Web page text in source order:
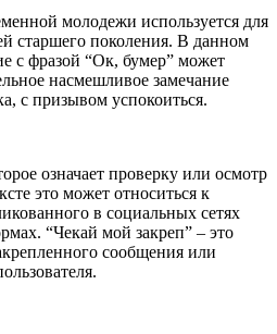
молодежи используется для
старшего поколения. В данном
с фразой “Ок, бумер” может
насмешливое замечание
с призывом успокоиться.
означает проверку или осмотр
это может относиться к
в социальных сетях
“Чекай мой закреп” – это
сообщения или